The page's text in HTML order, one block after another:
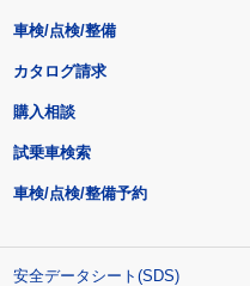
車検/点検/整備
カタログ請求
購入相談
試乗車検索
車検/点検/整備予約
安全データシート(SDS)